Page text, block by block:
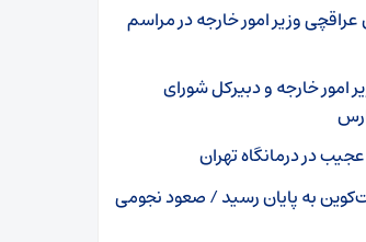
وزیر امور خارجه در مراسم
امور خارجه و دبیرکل شورای
در درمانگاه تهران
به پایان رسید / صعود نجومی